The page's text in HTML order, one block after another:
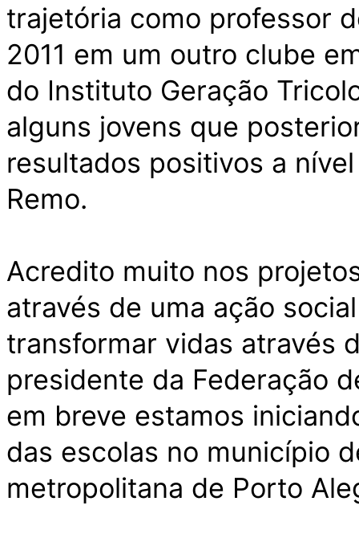
trajetória como professor
2011 em um outro clube
do Instituto Geração
alguns jovens que
resultados positivos a
Remo.
Acredito muito nos
através de uma ação
transformar vidas através
presidente da Federação
em breve estamos
das escolas no município
metropolitana de Porto